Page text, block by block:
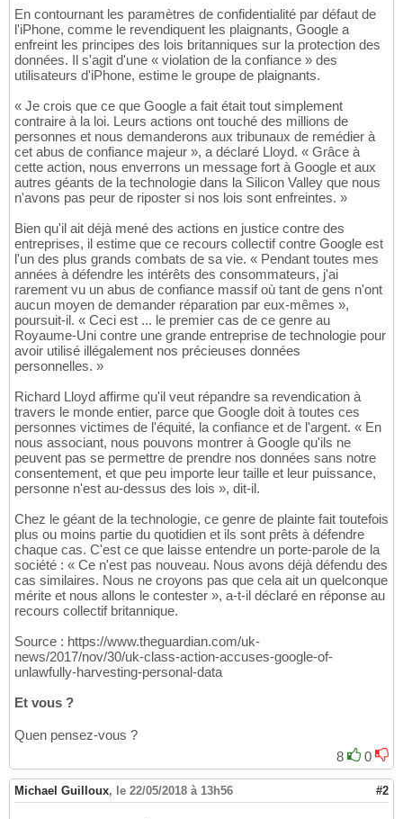
En contournant les paramètres de confidentialité par défaut de
l'iPhone, comme le revendiquent les plaignants, Google a
enfreint les principes des lois britanniques sur la protection des
données. Il s'agit d'une « violation de la confiance » des
utilisateurs d'iPhone, estime le groupe de plaignants.
« Je crois que ce que Google a fait était tout simplement
contraire à la loi. Leurs actions ont touché des millions de
personnes et nous demanderons aux tribunaux de remédier à
cet abus de confiance majeur », a déclaré Lloyd. « Grâce à
cette action, nous enverrons un message fort à Google et aux
autres géants de la technologie dans la Silicon Valley que nous
n'avons pas peur de riposter si nos lois sont enfreintes. »
Bien qu'il ait déjà mené des actions en justice contre des
entreprises, il estime que ce recours collectif contre Google est
l'un des plus grands combats de sa vie. « Pendant toutes mes
années à défendre les intérêts des consommateurs, j'ai
rarement vu un abus de confiance massif où tant de gens n'ont
aucun moyen de demander réparation par eux-mêmes »,
poursuit-il. « Ceci est ... le premier cas de ce genre au
Royaume-Uni contre une grande entreprise de technologie pour
avoir utilisé illégalement nos précieuses données
personnelles. »
Richard Lloyd affirme qu'il veut répandre sa revendication à
travers le monde entier, parce que Google doit à toutes ces
personnes victimes de l'équité, la confiance et de l'argent. « En
nous associant, nous pouvons montrer à Google qu'ils ne
peuvent pas se permettre de prendre nos données sans notre
consentement, et que peu importe leur taille et leur puissance,
personne n'est au-dessus des lois », dit-il.
Chez le géant de la technologie, ce genre de plainte fait toutefois
plus ou moins partie du quotidien et ils sont prêts à défendre
chaque cas. C'est ce que laisse entendre un porte-parole de la
société : « Ce n'est pas nouveau. Nous avons déjà défendu des
cas similaires. Nous ne croyons pas que cela ait un quelconque
mérite et nous allons le contester », a-t-il déclaré en réponse au
recours collectif britannique.
Source : https://www.theguardian.com/uk-
news/2017/nov/30/uk-class-action-accuses-google-of-
unlawfully-harvesting-personal-data
Et vous ?
Quen pensez-vous ?
8
0
Michael Guilloux, le 22/05/2018 à 13h56 #2